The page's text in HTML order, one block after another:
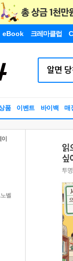
eBook 크레마클럽
품 이벤트 바이백 매
벨